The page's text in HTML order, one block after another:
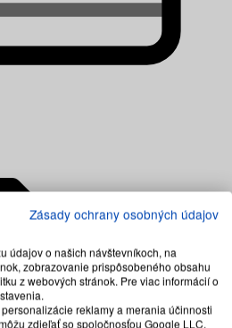
Zásady ochrany osobných údajov
údajov o našich návštevníkoch, na
zobrazovanie prispôsobeného obsahu
z webových stránok. Pre viac informácií o
reklamy a merania účinnosti
zdieľať so spoločnosťou Google LLC,